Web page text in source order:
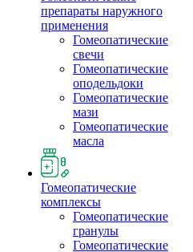
препараты наружного
применения
Гомеопатические
свечи
Гомеопатические
оподельдоки
Гомеопатические
мази
Гомеопатические
масла
Гомеопатические
комплексы
Гомеопатические
гранулы
Гомеопатические